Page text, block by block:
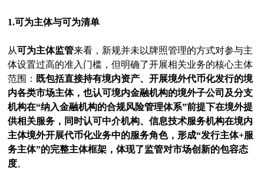
1.可为主体与可为清单
从可为主体监管来看，新规并未以牌照管理的方式对参与主
体设置过高的准入门槛，但明确了开展相关业务的核心主体
范围： 既包括直接持有境内资产、开展境外代币化发行的境
内各类市场主体，也认可境内金融机构的境外子公司及分支
机构在“纳入金融机构的合规风险管理体系”前提下在境外提
供相关服务，同时认可中介机构、信息技术服务机构在境内
主体境外开展代币化业务中的服务角色，形成“发行主体+服
务主体”的完整主体框架，体现了监管对市场创新的包容态
度。